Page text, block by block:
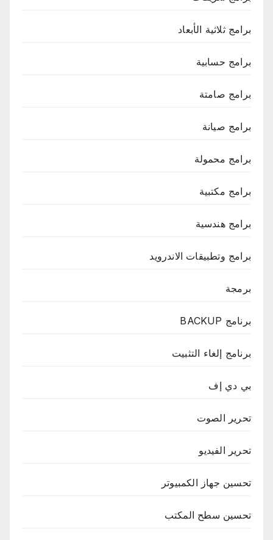
برامج ثلاثية الأبعاد
برامج حسابية
برامج صامتة
برامج صيانة
برامج محمولة
برامج مكتبية
برامج هندسية
برامج وتطبيقات الاندرويد
برمجة
برنامج BACKUP
برنامج إلغاء التثبيت
بي دي إف
تحرير الصوت
تحرير الفيديو
تحسين جهاز الكمبيوتر
تحسين سطح المكتب